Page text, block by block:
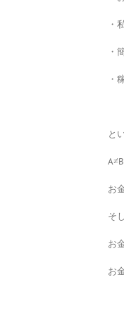
・
・
・
と
お
そ
お
お